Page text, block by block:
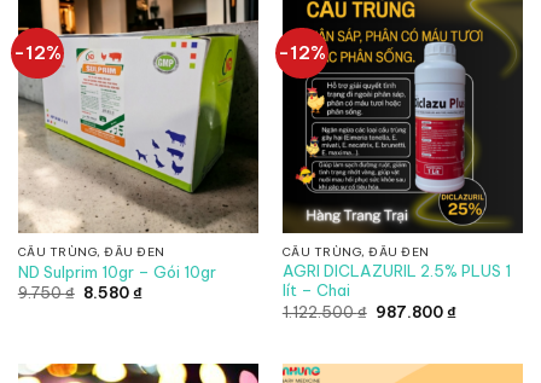
-12%
CẦU TRÙNG, ĐẦU ĐEN
ND Sulprim 10gr – Gói 10gr
9.750₫ Giá
8.580₫Giá
-12%
CẦU TRÙNG, ĐẦU ĐEN
AGRI DICLAZURIL 2.5% PLUS 1
lít – Chai
1.122.500₫ Giá
987.800₫Giá
987.800 ₫.